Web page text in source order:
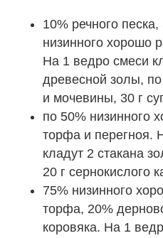
10% речного
низинного хорошо
На 1 ведро смеси
древесной золы, по
и мочевины, 30 г
по 50% низинного
торфа и перегноя.
кладут 2 стакана
20 г сернокислого
75% низинного
торфа, 20%
коровяка. На 1